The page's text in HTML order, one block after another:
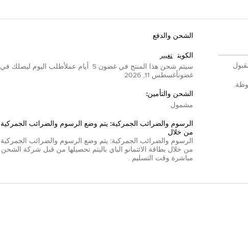
الشحن والدفع
الكويت تغيير
سيتم شحن هذا المنتج في غضون 5 أيام عملأطلب اليوم ليصلك في
غضونأغسطس 11, 2026
الشحن والتأمين:
مشمول
الرسوم والضرائب الجمركية: يتم وضع الرسوم والضرائب الجمركية
من خلال
الرسوم والضرائب الجمركية: يتم وضع الرسوم والضرائب الجمركية
من خلال بطاقة الائتمانو الباي باليتم تحصيلها من قبل شركة الشحن
مباشرة وقت التسليم .